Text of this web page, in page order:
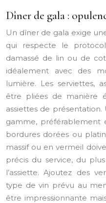
Dîner de gala :
Un dîner de gala exige
qui respecte le
damassé de lin ou de
idéalement avec des
lumière. Les serviettes,
être pliées de manière
assiettes de présentation.
gamme, préférablement
bordures dorées ou
massif ou en vermeil
précis du service, du
l’assiette. Ajoutez des
type de vin prévu au
être impressionnante